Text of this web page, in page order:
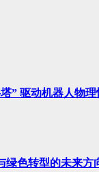
” 驱动机器人物
绿色转型的未来方